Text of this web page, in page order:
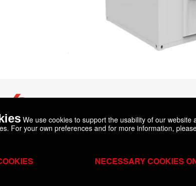
We use cookies to support the usability of our
For your own preferences and for more information,
NECESSARY COOKIES
145 45